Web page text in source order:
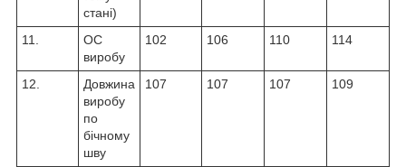
стані)
11.
ОС
виробу
102 106 110 114
12.
Довжина
виробу
по
бічному
шву
107 107 107 109